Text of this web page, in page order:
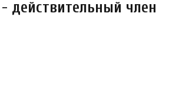
действительный член